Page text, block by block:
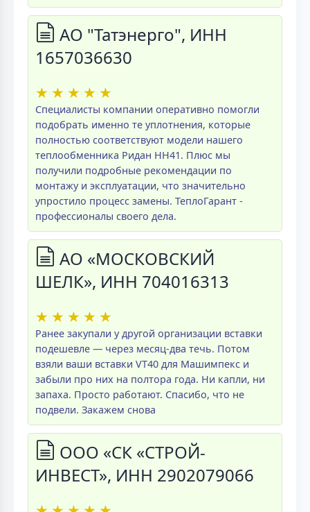
АО "Татэнерго", ИНН
1657036630
★ ★ ★ ★ ★
Специалисты компании оперативно помогли
подобрать именно те уплотнения, которые
полностью соответствуют модели нашего
теплообменника Ридан НН41. Плюс мы
получили подробные рекомендации по
монтажу и эксплуатации, что значительно
упростило процесс замены. ТеплоГарант -
профессионалы своего дела.
АО «МОСКОВСКИЙ
ШЕЛК», ИНН 704016313
★ ★ ★ ★ ★
Ранее закупали у другой организации вставки
подешевле — через месяц-два течь. Потом
взяли ваши вставки VT40 для Машимпекс и
забыли про них на полтора года. Ни капли, ни
запаха. Просто работают. Спасибо, что не
подвели. Закажем снова
ООО «СК «СТРОЙ-
ИНВЕСТ», ИНН 2902079066